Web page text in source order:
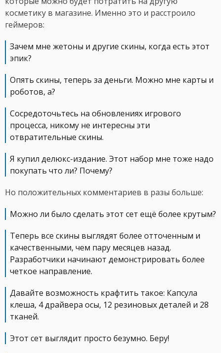
косметику в магазине. Именно это и расстроило
геймеров:
Зачем мне жетоны и другие скины, когда есть этот
эпик?
Опять скины, теперь за деньги. Можно мне карты и
роботов, а?
Сосредоточьтесь на обновлениях игрового
процесса, никому не интересны эти
отвратительные скины.
Я купил делюкс-издание. Этот набор мне тоже надо
покупать что ли? Почему?
Но положительных комментариев в разы больше:
Можно ли было сделать этот сет ещё более крутым?
Теперь все скины выглядят более отточенным и
качественными, чем пару месяцев назад.
Разработчики начинают демонстрировать более
четкое направление.
Давайте возможность крафтить такое: Капсула
клеша, 4 драйвера осы, 12 резиновых деталей и 28
тканей.
Этот сет выглядит просто безумно. Беру!